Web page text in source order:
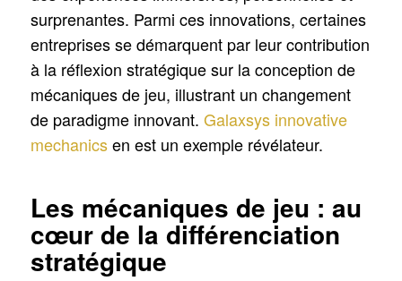
surprenantes. Parmi ces innovations, certaines
entreprises se démarquent par leur contribution
à la réflexion stratégique sur la conception de
mécaniques de jeu, illustrant un changement
de paradigme innovant. Galaxsys innovative
mechanicsen est un exemple révélateur.
Les mécaniques de jeu : au
cœur de la différenciation
stratégique